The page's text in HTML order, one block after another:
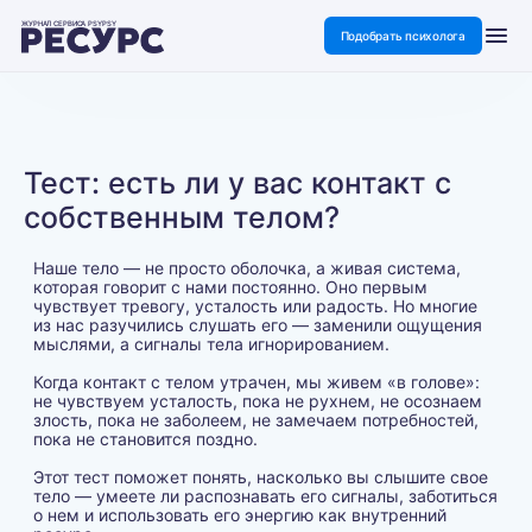
ЖУРНАЛ СЕРВИСА PSYPSY
Подобрать психолога
Тест: есть ли у вас контакт с
собственным телом?
Наше тело — не просто оболочка, а живая система,
которая говорит с нами постоянно. Оно первым
чувствует тревогу, усталость или радость. Но многие
из нас разучились слушать его — заменили ощущения
мыслями, а сигналы тела игнорированием.
Когда контакт с телом утрачен, мы живем «в голове»:
не чувствуем усталость, пока не рухнем, не осознаем
злость, пока не заболеем, не замечаем потребностей,
пока не становится поздно.
Этот тест поможет понять, насколько вы слышите свое
тело — умеете ли распознавать его сигналы, заботиться
о нем и использовать его энергию как внутренний